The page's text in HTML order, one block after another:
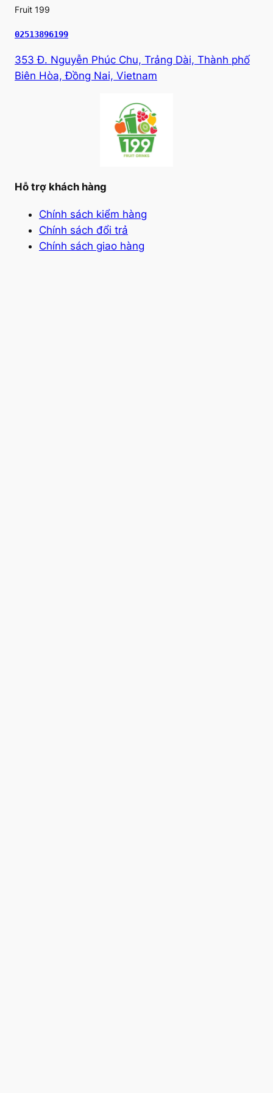
Fruit 199
02513896199
353 Đ. Nguyễn Phúc Chu, Trảng Dài, Thành phố
Biên Hòa, Đồng Nai, Vietnam
Hỗ trợ khách hàng
Chính sách kiểm hàng
Chính sách đổi trả
Chính sách giao hàng